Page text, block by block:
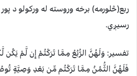
ربع(څلورمه) برخه وروسته له ورکولو د
رسيږي.
تفسیر: وَلَهُنَّ الرُّبُعُ مِمَّا تَرَكْتُمْ إِن لَّمْ يَكُن
فَلَهُنَّ الثُّمُنُ مِمَّا تَرَكْتُم مِّن بَعْدِ وَصِيَّةٍ